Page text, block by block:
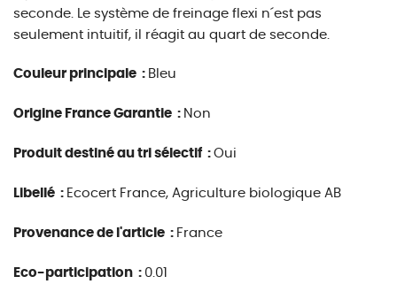
seconde. Le système de freinage flexi n´est pas
seulement intuitif, il réagit au quart de seconde.
Couleur principale : Bleu
Origine France Garantie : Non
Produit destiné au tri sélectif : Oui
Libellé : Ecocert France, Agriculture biologique AB
Provenance de l'article : France
Eco-participation : 0.01